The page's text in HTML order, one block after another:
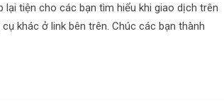
lại tiện cho các bạn tìm hiểu khi giao dịch trên
khác ở link bên trên. Chúc các bạn thành